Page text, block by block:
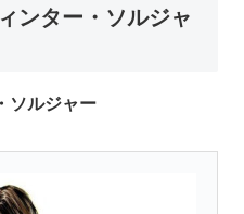
ンター・ソルジャ
ソルジャー